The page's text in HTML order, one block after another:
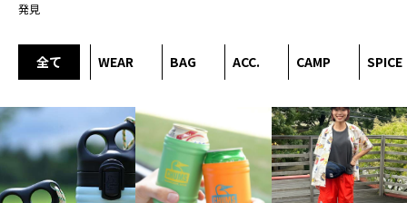
発見
全て WEAR BAG ACC. CAMP SPICE